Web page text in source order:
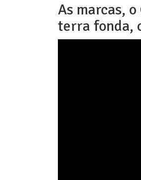
As marcas,
terra fonda,